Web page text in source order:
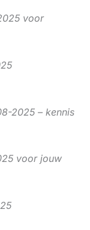
voor
2025 – kennis
voor jouw